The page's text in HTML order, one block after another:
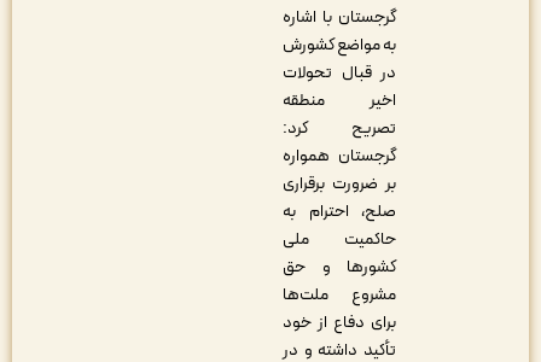
گرجستان با اشاره
به مواضع کشورش
در قبال تحولات
اخیر منطقه
تصریح کرد:
گرجستان همواره
بر ضرورت برقراری
صلح، احترام به
حاکمیت ملی
کشورها و حق
مشروع ملت‌ها
برای دفاع از خود
تأکید داشته و در